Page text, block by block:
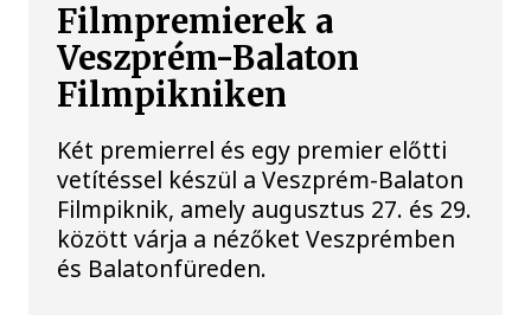
Filmpremierek a
Veszprém-Balaton
Filmpikniken
Két premierrel és egy premier előtti
vetítéssel készül a Veszprém-Balaton
Filmpiknik, amely augusztus 27. és 29.
között várja a nézőket Veszprémben
és Balatonfüreden.